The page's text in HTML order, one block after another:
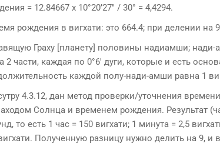
= 12.84667 х 10°20’27′′ / 30° = 4,4294.
рождения в вигхати: это 664.4; при делении на
Граху [планету] половины надиамши;
части, каждая по 0°6′ дуги, которые и есть
каждой полу-нади-амши равна 1
4.3.12, дан метод проверки/уточнения
Солнца и временем рождения. Результат
то есть 1 час = 150 вигхати; 1 минута = 2,5
Полученную разницу нужно делить на 9, и